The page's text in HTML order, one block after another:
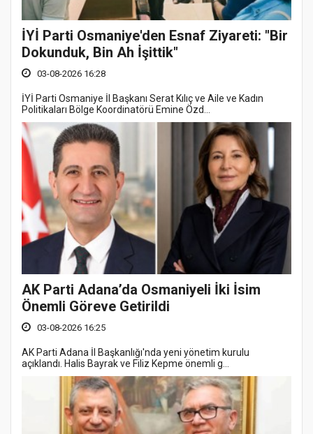
İYİ Parti Osmaniye'den Esnaf Ziyareti: "Bir
Dokunduk, Bin Ah İşittik"
03-08-2026 16:28
İYİ Parti Osmaniye İl Başkanı Serat Kılıç ve Aile ve Kadın
Politikaları Bölge Koordinatörü Emine Özd...
AK Parti Adana’da Osmaniyeli İki İsim
Önemli Göreve Getirildi
03-08-2026 16:25
AK Parti Adana İl Başkanlığı'nda yeni yönetim kurulu
açıklandı. Halis Bayrak ve Filiz Kepme önemli g...